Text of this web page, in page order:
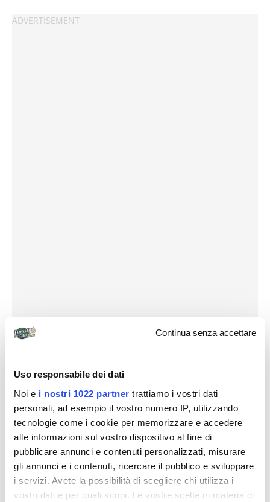
Continua senza accettare
Uso responsabile dei dati
Noi e i nostri 1022 partner trattiamo i vostri dati
personali, ad esempio il vostro numero IP, utilizzando
tecnologie come i cookie per memorizzare e accedere
alle informazioni sul vostro dispositivo al fine di
pubblicare annunci e contenuti personalizzati, misurare
gli annunci e i contenuti, ricercare il pubblico e sviluppare
i servizi. Avete la possibilità di scegliere chi utilizza i
vostri dati e per quali scopi. Le vostre scelte in materia di
Destinazioni